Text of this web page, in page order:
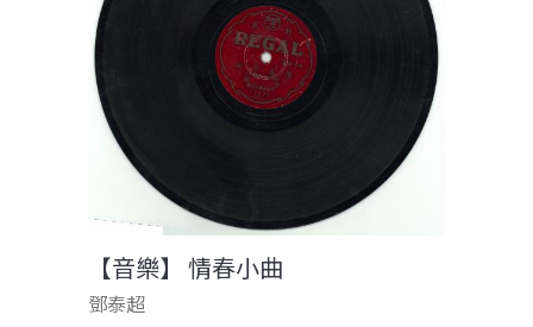
【音樂】 情春小曲
鄧泰超